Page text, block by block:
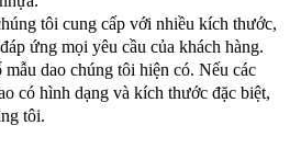
tôi cung cấp với nhiều kích thước,
ứng mọi yêu cầu của khách hàng.
dao chúng tôi hiện có. Nếu các
có hình dạng và kích thước đặc biệt,
tôi.